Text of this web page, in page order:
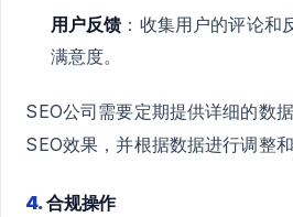
用户反馈 ：收集用户的评论和
满意度。
SEO公司需要定期提供详细的数
SEO效果，并根据数据进行调整和
4.合规操作